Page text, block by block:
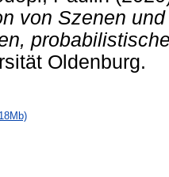
von Szenen
Oldenburg.